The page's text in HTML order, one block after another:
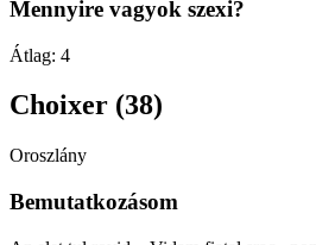
Mennyire vagyok szexi?
Átlag: 4
Choixer (38)
Oroszlány
Bemutatkozásom